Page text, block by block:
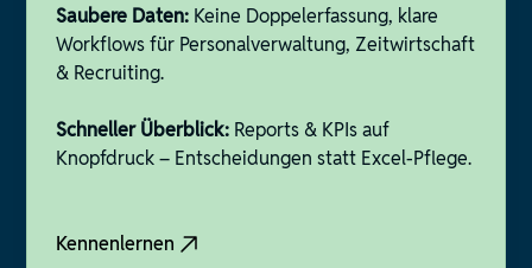
Saubere Daten: Keine Doppelerfassung, klare
Workflows für Personalverwaltung, Zeitwirtschaft
& Recruiting.
Schneller Überblick: Reports & KPIs auf
Knopfdruck – Entscheidungen statt Excel-Pflege.
Kennenlernen